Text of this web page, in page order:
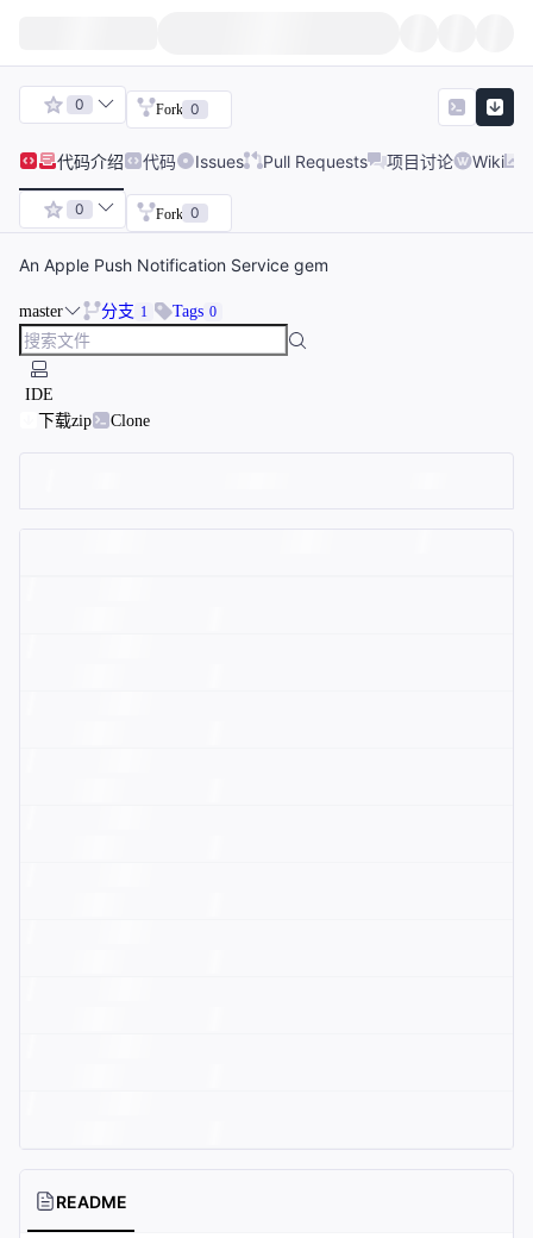
0 Fork 0
代码介绍 代码 Issues Pull Requests 项目讨论 Wiki
0 Fork 0
An Apple Push Notification Service gem
master 分支 1 Tags 0
IDE
下载zip
Clone
README